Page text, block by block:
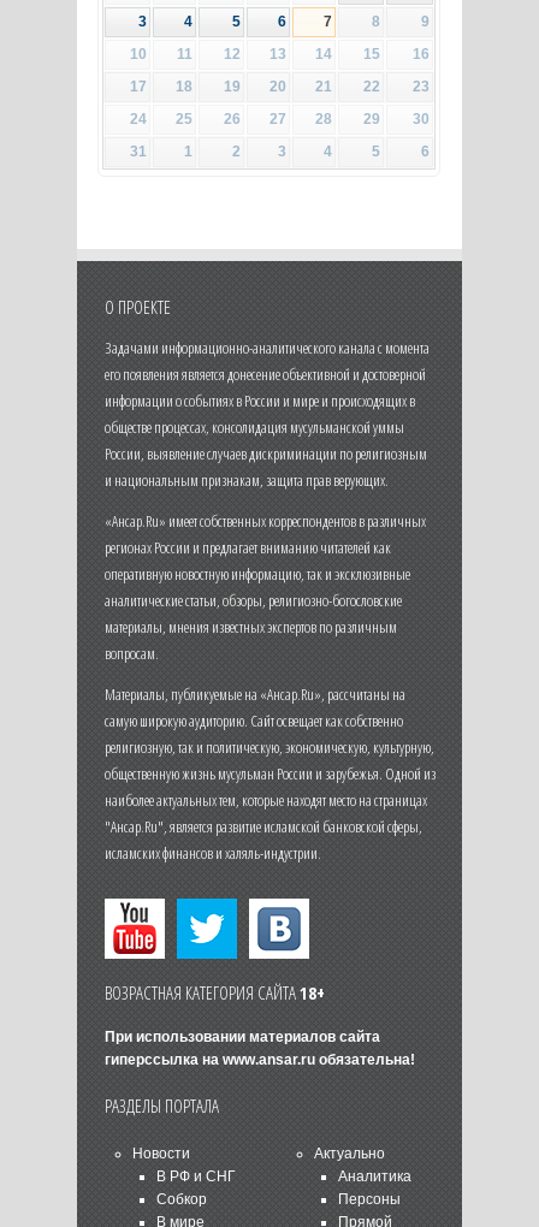
3
4 5 6 7 8
9
10
11 12 13 14 15
16
17
18 19 20 21 22
23
24
25 26 27 28 29
30
31
1 2 3 4 5 6
О ПРОЕКТЕ
Задачами информационно-аналитического канала с момента
его появления является донесение объективной и достоверной
информации о событиях в России и мире и происходящих в
обществе процессах, консолидация мусульманской уммы
России, выявление случаев дискриминации по религиозным
и национальным признакам, защита прав верующих.
«Ансар.Ru» имеет собственных корреспондентов в различных
регионах России и предлагает вниманию читателей как
оперативную новостную информацию, так и эксклюзивные
аналитические статьи, обзоры, религиозно-богословские
материалы, мнения известных экспертов по различным
вопросам.
Материалы, публикуемые на «Ансар.Ru», рассчитаны на
самую широкую аудиторию. Сайт освещает как собственно
религиозную, так и политическую, экономическую, культурную,
общественную жизнь мусульман России и зарубежья. Одной из
наиболее актуальных тем, которые находят место на страницах
"Ансар.Ru", является развитие исламской банковской сферы,
исламских финансов и халяль-индустрии.
ВОЗРАСТНАЯ КАТЕГОРИЯ САЙТА18+
При использовании материалов сайта
гиперссылка на www.ansar.ruобязательна!
РАЗДЕЛЫ ПОРТАЛА
Новости
В РФ и СНГ
Собкор
В мире
Актуально
Аналитика
Персоны
Прямой